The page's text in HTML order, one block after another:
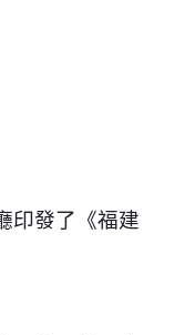
印發了《福建